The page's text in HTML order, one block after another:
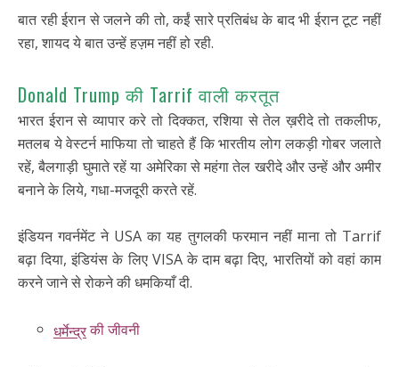
बात रही ईरान से जलने की तो, कईं सारे प्रतिबंध के बाद भी ईरान टूट नहीं
रहा, शायद ये बात उन्हें हज़म नहीं हो रही.
Donald Trump की Tarrif वाली करतूत
भारत ईरान से व्यापार करे तो दिक्कत, रशिया से तेल ख़रीदे तो तकलीफ,
मतलब ये वेस्टर्न माफिया तो चाहते हैं कि भारतीय लोग लकड़ी गोबर जलाते
रहें, बैलगाड़ी घुमाते रहें या अमेरिका से महंगा तेल खरीदे और उन्हें और अमीर
बनाने के लिये, गधा-मजदूरी करते रहें.
इंडियन गवर्नमेंट ने USA का यह तुगलकी फरमान नहीं माना तो Tarrif
बढ़ा दिया, इंडियंस के लिए VISA के दाम बढ़ा दिए, भारतियों को वहां काम
करने जाने से रोकने की धमकियाँ दी.
धर्मेन्द्रकी जीवनी